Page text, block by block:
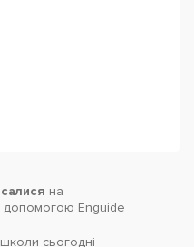
на
допомогою Enguide
школи cьогодні